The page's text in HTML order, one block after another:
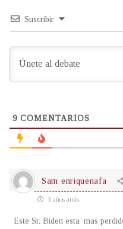
Suscribir
9 COMENTARIOS
Sam enriquenafa
3 años atrás
Este Sr. Biden esta’ mas